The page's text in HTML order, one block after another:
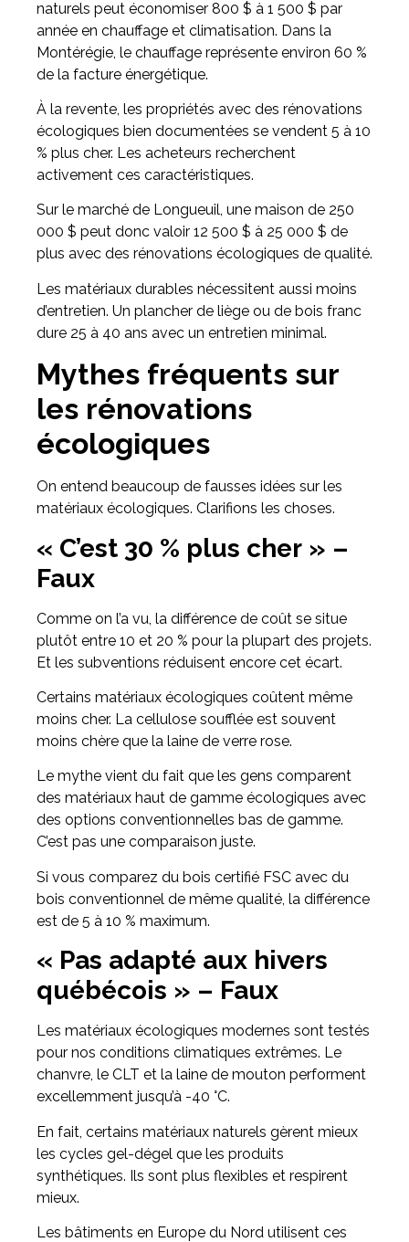
naturels peut économiser 800 $ à 1 500 $ par
année en chauffage et climatisation. Dans la
Montérégie, le chauffage représente environ 60 %
de la facture énergétique.
À la revente, les propriétés avec des rénovations
écologiques bien documentées se vendent 5 à 10
% plus cher. Les acheteurs recherchent
activement ces caractéristiques.
Sur le marché de Longueuil, une maison de 250
000 $ peut donc valoir 12 500 $ à 25 000 $ de
plus avec des rénovations écologiques de qualité.
Les matériaux durables nécessitent aussi moins
d’entretien. Un plancher de liège ou de bois franc
dure 25 à 40 ans avec un entretien minimal.
Mythes fréquents sur
les rénovations
écologiques
On entend beaucoup de fausses idées sur les
matériaux écologiques. Clarifions les choses.
« C’est 30 % plus cher » –
Faux
Comme on l’a vu, la différence de coût se situe
plutôt entre 10 et 20 % pour la plupart des projets.
Et les subventions réduisent encore cet écart.
Certains matériaux écologiques coûtent même
moins cher. La cellulose soufflée est souvent
moins chère que la laine de verre rose.
Le mythe vient du fait que les gens comparent
des matériaux haut de gamme écologiques avec
des options conventionnelles bas de gamme.
C’est pas une comparaison juste.
Si vous comparez du bois certifié FSC avec du
bois conventionnel de même qualité, la différence
est de 5 à 10 % maximum.
« Pas adapté aux hivers
québécois » – Faux
Les matériaux écologiques modernes sont testés
pour nos conditions climatiques extrêmes. Le
chanvre, le CLT et la laine de mouton performent
excellemment jusqu’à -40 °C.
En fait, certains matériaux naturels gèrent mieux
les cycles gel-dégel que les produits
synthétiques. Ils sont plus flexibles et respirent
mieux.
Les bâtiments en Europe du Nord utilisent ces